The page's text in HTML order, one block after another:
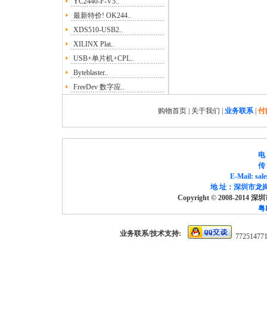
最新特价! OK244..
XDS510-USB2..
XILINX Plat..
USB+单片机+CPL..
Byteblaster..
FreeDev 数字应..
购物首页 关于我们 业务联系| 付
电
传
E-Mail:
地 址：深圳市龙
Copyright © 2008-2014 深
粤
业务联系/技术支持: 772514771